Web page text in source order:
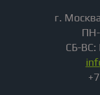
г.
СБ-